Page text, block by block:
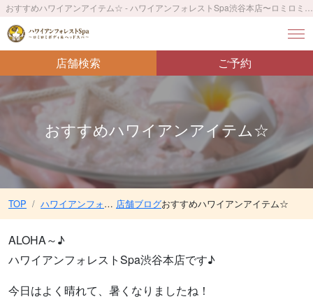
店舗検索 ご予約
おすすめハワイアンアイテム☆
TOP ハワイアンフォレストSpa渋谷本店〜ロミロミボディ＆ヘッドスパ〜／ 渋谷駅 徒歩1分 店舗ブログおすすめハワイアンアイテム☆
ALOHA～♪
ハワイアンフォレストSpa渋谷本店です♪
今日はよく晴れて、暑くなりましたね！